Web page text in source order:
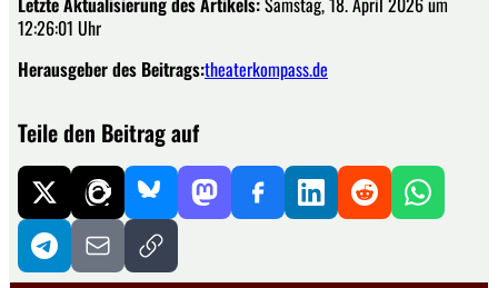
12:26:01 Uhr
Herausgeber des Beitrags:theaterkompass.de
Teile den Beitrag auf